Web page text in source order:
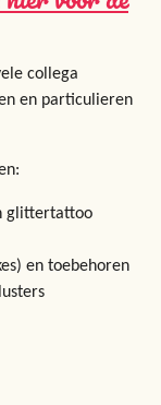
collega
en particulieren
glittertattoo
en toebehoren